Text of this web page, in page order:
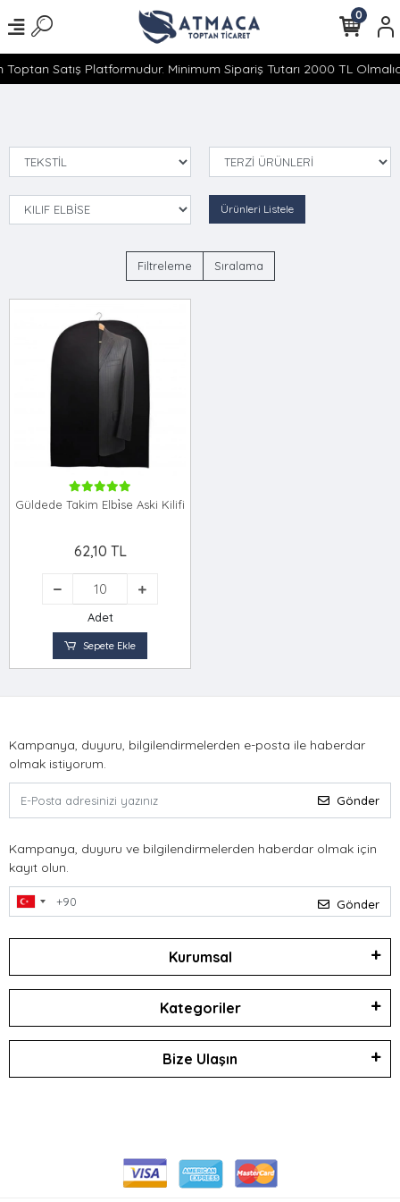
Satış Platformudur. Minimum Sipariş Tutarı 2000 TL
0
Ürünleri Listele
Filtreleme Sıralama
Güldede Takim Elbi̇se Aski Kilifi
62,10 TL
Adet
Sepete Ekle
Kampanya, duyuru, bilgilendirmelerden e-posta ile haberdar
olmak istiyorum.
Gönder
Kampanya, duyuru ve bilgilendirmelerden haberdar olmak için
kayıt olun.
Gönder
Kurumsal
Kategoriler
Bize Ulaşın